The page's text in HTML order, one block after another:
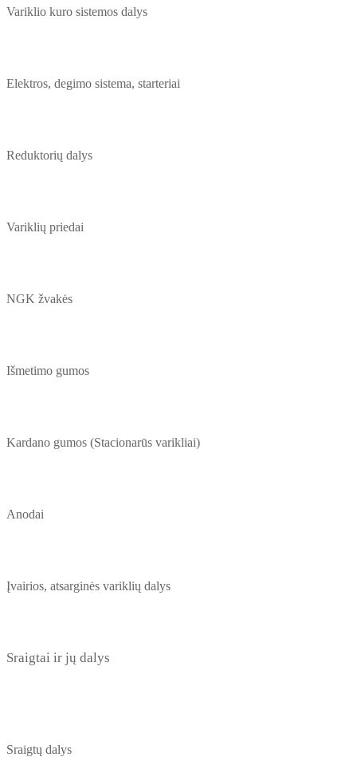
Variklio kuro sistemos dalys
Elektros, degimo sistema, starteriai
Reduktorių dalys
Variklių priedai
NGK žvakės
Išmetimo gumos
Kardano gumos (Stacionarūs varikliai)
Anodai
Įvairios, atsarginės variklių dalys
Sraigtai ir jų dalys
Sraigtų dalys